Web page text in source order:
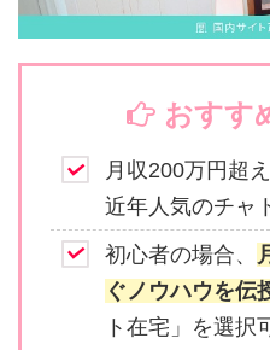
おすす
月収200万円超
近年人気のチャ
初心者の場合、
ぐノウハウを伝
ト在宅」を選択